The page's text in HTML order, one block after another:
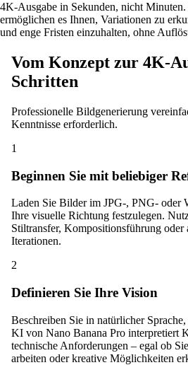
4K-Ausgabe in Sekunden, nicht
ermöglichen es Ihnen, Variationen zu
und enge Fristen einzuhalten, ohne
Vom Konzept zur 4K-
Schritten
Professionelle Bildgenerierung
Kenntnisse erforderlich.
1
Beginnen Sie mit beliebiger
Laden Sie Bilder im JPG-, PNG- oder
Ihre visuelle Richtung festzulegen.
Stiltransfer, Kompositionsführung
Iterationen.
2
Definieren Sie Ihre Vision
Beschreiben Sie in natürlicher
KI von Nano Banana Pro interpretiert
technische Anforderungen – egal ob
arbeiten oder kreative Möglichkeiten